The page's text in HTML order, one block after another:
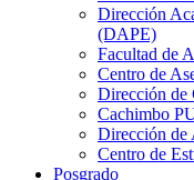
Dirección
(DAPE)
Facultad de
Centro de
Dirección de
Cachimbo
Dirección de
Centro de
Posgrado